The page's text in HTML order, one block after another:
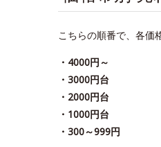
こちらの順番で、各価
・4000円～
・3000円台
・2000円台
・1000円台
・300～999円